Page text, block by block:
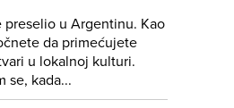
preselio u Argentinu. Kao
da primećujete
u lokalnoj kulturi.
se, kada...